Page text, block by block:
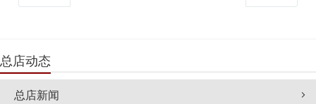
总店动态
总店新闻